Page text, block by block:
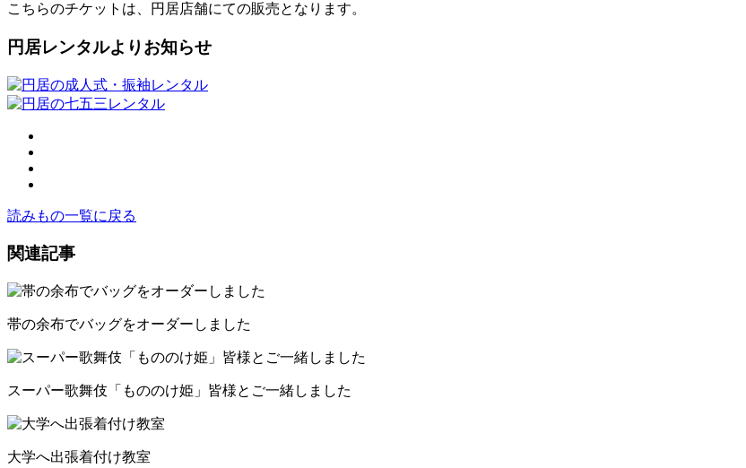
こちらのチケットは、円居店舗にての販売となります。
円居レンタルよりお知らせ
読みもの一覧に戻る
関連記事
帯の余布でバッグをオーダーしました
スーパー歌舞伎「もののけ姫」皆様とご一緒しました
大学へ出張着付け教室